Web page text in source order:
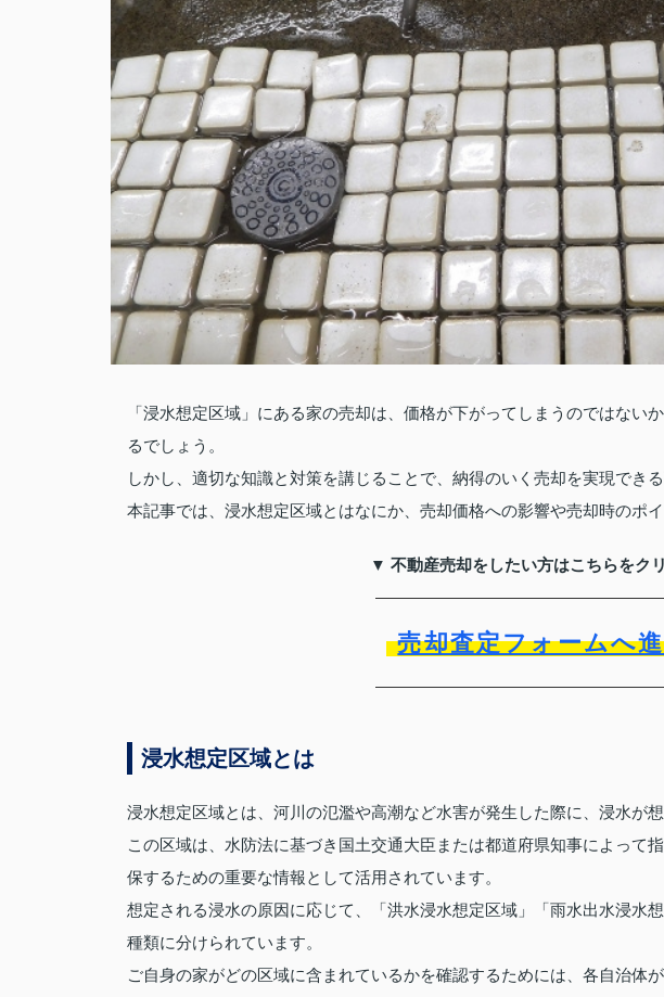
「浸水想定区域」にある家の売却は、価格が下がってしまうのではない
るでしょう。
しかし、適切な知識と対策を講じることで、納得のいく売却を実現でき
本記事では、浸水想定区域とはなにか、売却価格への影響や売却時のポ
▼ 不動産売却をしたい方はこちらをク
売却査定フォームへ
浸水想定区域とは
浸水想定区域とは、河川の氾濫や高潮など水害が発生した際に、浸水が
この区域は、水防法に基づき国土交通大臣または都道府県知事によって
保するための重要な情報として活用されています。
想定される浸水の原因に応じて、「洪水浸水想定区域」「雨水出水浸水
種類に分けられています。
ご自身の家がどの区域に含まれているかを確認するためには、各自治体